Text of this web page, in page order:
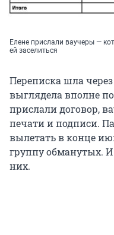
Елене прислали ваучеры —
ей заселиться
Переписка шла
выглядела вполне
прислали договор,
печати и подписи.
вылетать в конце
группу обманутых.
них.